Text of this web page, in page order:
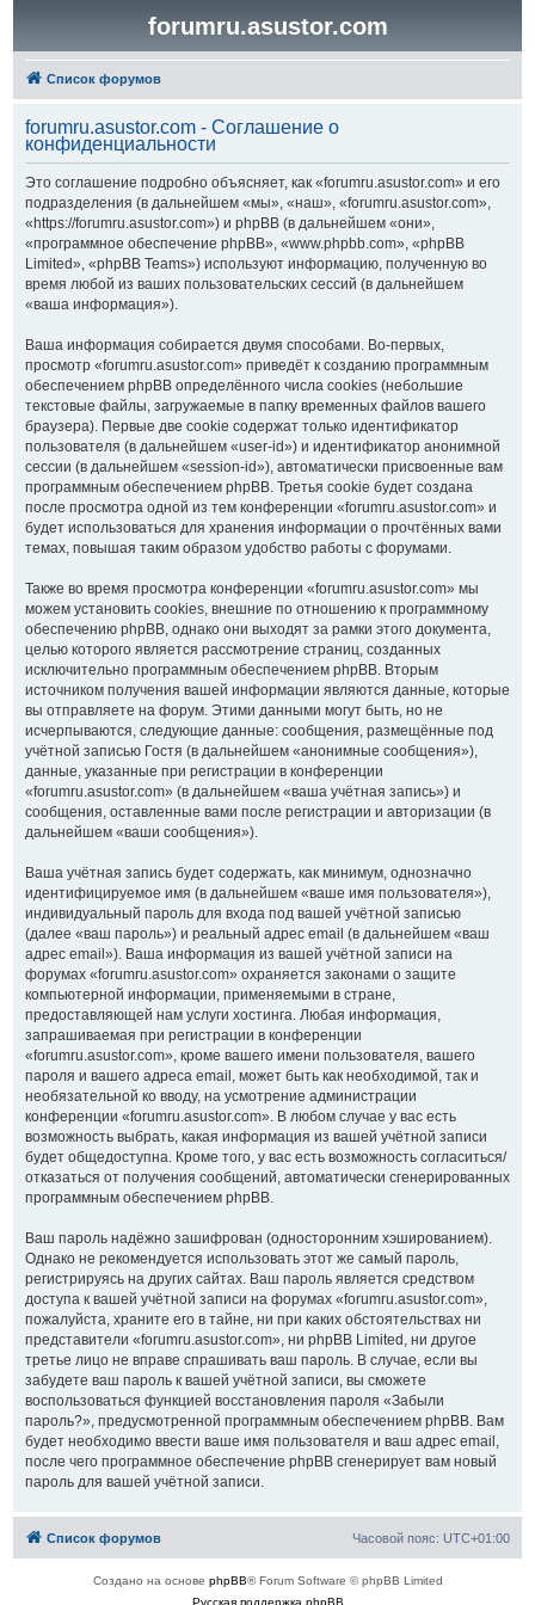
forumru.asustor.com
Список форумов
forumru.asustor.com - Соглашение о
конфиденциальности
Это соглашение подробно объясняет, как «forumru.asustor.com» и его
подразделения (в дальнейшем «мы», «наш», «forumru.asustor.com»,
«https://forumru.asustor.com») и phpBB (в дальнейшем «они»,
«программное обеспечение phpBB», «www.phpbb.com», «phpBB
Limited», «phpBB Teams») используют информацию, полученную во
время любой из ваших пользовательских сессий (в дальнейшем
«ваша информация»).
Ваша информация собирается двумя способами. Во-первых,
просмотр «forumru.asustor.com» приведёт к созданию программным
обеспечением phpBB определённого числа cookies (небольшие
текстовые файлы, загружаемые в папку временных файлов вашего
браузера). Первые две cookie содержат только идентификатор
пользователя (в дальнейшем «user-id») и идентификатор анонимной
сессии (в дальнейшем «session-id»), автоматически присвоенные вам
программным обеспечением phpBB. Третья cookie будет создана
после просмотра одной из тем конференции «forumru.asustor.com» и
будет использоваться для хранения информации о прочтённых вами
темах, повышая таким образом удобство работы с форумами.
Также во время просмотра конференции «forumru.asustor.com» мы
можем установить cookies, внешние по отношению к программному
обеспечению phpBB, однако они выходят за рамки этого документа,
целью которого является рассмотрение страниц, созданных
исключительно программным обеспечением phpBB. Вторым
источником получения вашей информации являются данные, которые
вы отправляете на форум. Этими данными могут быть, но не
исчерпываются, следующие данные: сообщения, размещённые под
учётной записью Гостя (в дальнейшем «анонимные сообщения»),
данные, указанные при регистрации в конференции
«forumru.asustor.com» (в дальнейшем «ваша учётная запись») и
сообщения, оставленные вами после регистрации и авторизации (в
дальнейшем «ваши сообщения»).
Ваша учётная запись будет содержать, как минимум, однозначно
идентифицируемое имя (в дальнейшем «ваше имя пользователя»),
индивидуальный пароль для входа под вашей учётной записью
(далее «ваш пароль») и реальный адрес email (в дальнейшем «ваш
адрес email»). Ваша информация из вашей учётной записи на
форумах «forumru.asustor.com» охраняется законами о защите
компьютерной информации, применяемыми в стране,
предоставляющей нам услуги хостинга. Любая информация,
запрашиваемая при регистрации в конференции
«forumru.asustor.com», кроме вашего имени пользователя, вашего
пароля и вашего адреса email, может быть как необходимой, так и
необязательной ко вводу, на усмотрение администрации
конференции «forumru.asustor.com». В любом случае у вас есть
возможность выбрать, какая информация из вашей учётной записи
будет общедоступна. Кроме того, у вас есть возможность согласиться/
отказаться от получения сообщений, автоматически сгенерированных
программным обеспечением phpBB.
Ваш пароль надёжно зашифрован (односторонним хэшированием).
Однако не рекомендуется использовать этот же самый пароль,
регистрируясь на других сайтах. Ваш пароль является средством
доступа к вашей учётной записи на форумах «forumru.asustor.com»,
пожалуйста, храните его в тайне, ни при каких обстоятельствах ни
представители «forumru.asustor.com», ни phpBB Limited, ни другое
третье лицо не вправе спрашивать ваш пароль. В случае, если вы
забудете ваш пароль к вашей учётной записи, вы сможете
воспользоваться функцией восстановления пароля «Забыли
пароль?», предусмотренной программным обеспечением phpBB. Вам
будет необходимо ввести ваше имя пользователя и ваш адрес email,
после чего программное обеспечение phpBB сгенерирует вам новый
пароль для вашей учётной записи.
Список форумов Часовой пояс: UTC+01:00
Создано на основе phpBB® Forum Software © phpBB Limited
Русская поддержка phpBB